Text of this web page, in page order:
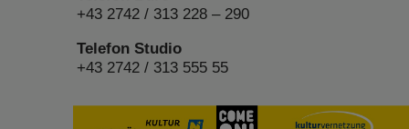
+43 2742 / 313 228 – 290
Telefon Studio
+43 2742 / 313 555 55